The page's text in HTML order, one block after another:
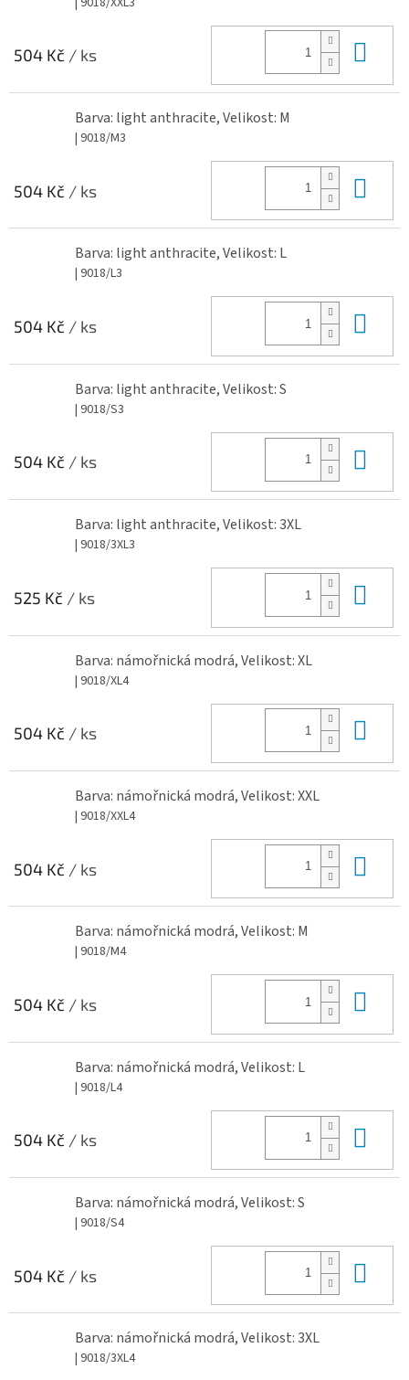
504 Kč / ks
Barva: light anthracite, Velikost: M
| 9018/M3
504 Kč / ks
Barva: light anthracite, Velikost: L
| 9018/L3
504 Kč / ks
Barva: light anthracite, Velikost: S
| 9018/S3
504 Kč / ks
Barva: light anthracite, Velikost: 3XL
| 9018/3XL3
525 Kč / ks
Barva: námořnická modrá, Velikost: XL
| 9018/XL4
504 Kč / ks
Barva: námořnická modrá, Velikost: XXL
| 9018/XXL4
504 Kč / ks
Barva: námořnická modrá, Velikost: M
| 9018/M4
504 Kč / ks
Barva: námořnická modrá, Velikost: L
| 9018/L4
504 Kč / ks
Barva: námořnická modrá, Velikost: S
| 9018/S4
504 Kč / ks
Barva: námořnická modrá, Velikost: 3XL
| 9018/3XL4